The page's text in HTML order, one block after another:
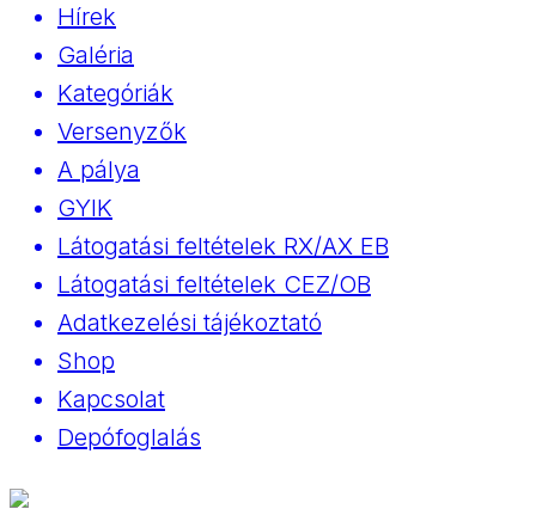
Hírek
Galéria
Kategóriák
Versenyzők
A pálya
GYIK
Látogatási feltételek RX/AX EB
Látogatási feltételek CEZ/OB
Adatkezelési tájékoztató
Shop
Kapcsolat
Depófoglalás